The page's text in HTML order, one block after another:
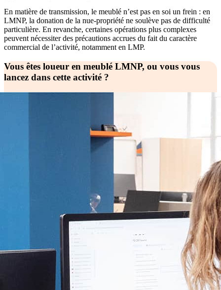
En matière de transmission, le meublé n’est pas en soi un frein : en
LMNP, la donation de la nue-propriété ne soulève pas de difficulté
particulière. En revanche, certaines opérations plus complexes
peuvent nécessiter des précautions accrues du fait du caractère
commercial de l’activité, notamment en LMP.
Vous êtes loueur en meublé LMNP, ou vous vous
lancez dans cette activité ?